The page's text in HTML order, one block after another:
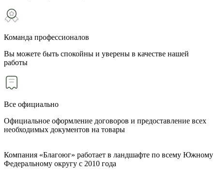
Команда профессионалов
Вы можете быть спокойны и уверены в качестве нашей
работы
Все официально
Официальное оформление договоров и предоставление всех
необходимых документов на товары
Компания «Благоюг» работает в ландшафте по всему Южному
Федеральному округу с 2010 года